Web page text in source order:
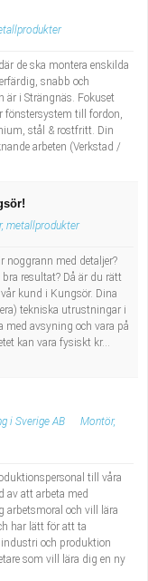
de ska montera enskilda
snabb och
är i Strängnäs. Fokuset
fönstersystem till fordon,
stål & rostfritt. Din
arbeten (Verkstad /
metallprodukter
noggrann med detaljer?
resultat? Då är du rätt
kund i Kungsör. Dina
tekniska utrustningar i
med avsyning och vara på
kan vara fysiskt kr...
i Sverige AB
Montör,
till våra
av att arbeta med
arbetsmoral och vill lära
har lätt för att ta
och produktion
som vill lära dig en ny